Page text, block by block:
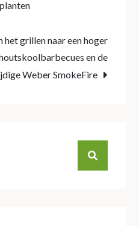
het grillen naar een hoger
en de
Weber SmokeFire